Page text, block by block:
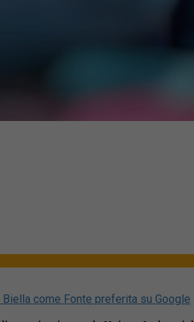
come Fonte preferita su Google